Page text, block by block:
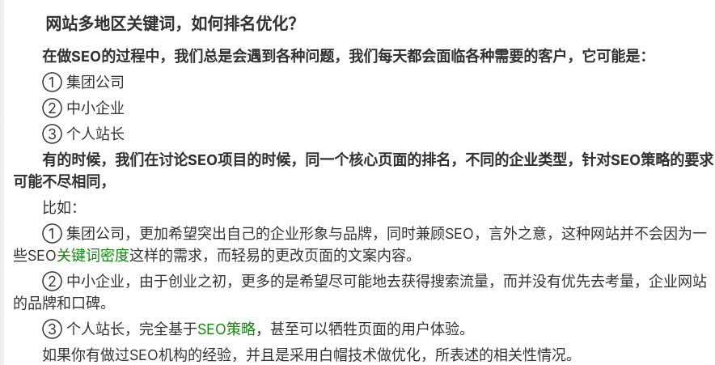
网站多地区关键词，如何排名优化？
在做SEO的过程中，我们总是会遇到各种问题，我们每天都会面临各种需要的客户，它可能是：
① 集团公司
② 中小企业
③ 个人站长
有的时候，我们在讨论SEO项目的时候，同一个核心页面的排名，不同的企业类型，针对SEO策略的要求
可能不尽相同，
比如：
① 集团公司，更加希望突出自己的企业形象与品牌，同时兼顾SEO，言外之意，这种网站并不会因为一
些SEO关键词密度这样的需求，而轻易的更改页面的文案内容。
② 中小企业，由于创业之初，更多的是希望尽可能地去获得搜索流量，而并没有优先去考量，企业网站
的品牌和口碑。
③ 个人站长，完全基于SEO策略，甚至可以牺牲页面的用户体验。
如果你有做过SEO机构的经验，并且是采用白帽技术做优化，所表述的相关性情况。